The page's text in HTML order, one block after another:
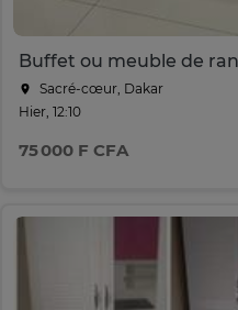
Buffet ou meuble de
Sacré-cœur, Dakar
Hier, 12:10
75 000 F CFA